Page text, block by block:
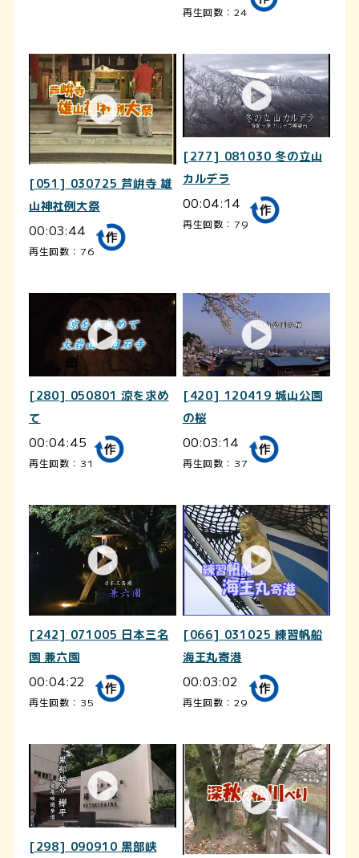
再生回数：24
[051] 030725 芦峅寺 雄
山神社例大祭
00:03:44
再生回数：76
[277] 081030 冬の立山
カルデラ
00:04:14
再生回数：79
[280] 050801 涼を求め
て
00:04:45
再生回数：31
[420] 120419 城山公園
の桜
00:03:14
再生回数：37
[242] 071005 日本三名
園 兼六園
00:04:22
再生回数：35
[066] 031025 練習帆船
海王丸寄港
00:03:02
再生回数：29
[298] 090910 黒部峡